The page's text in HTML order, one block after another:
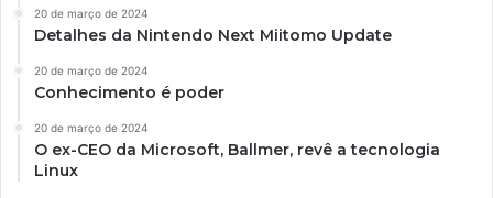
20 de março de 2024
Detalhes da Nintendo Next Miitomo Update
20 de março de 2024
Conhecimento é poder
20 de março de 2024
O ex-CEO da Microsoft, Ballmer, revê a tecnologia
Linux